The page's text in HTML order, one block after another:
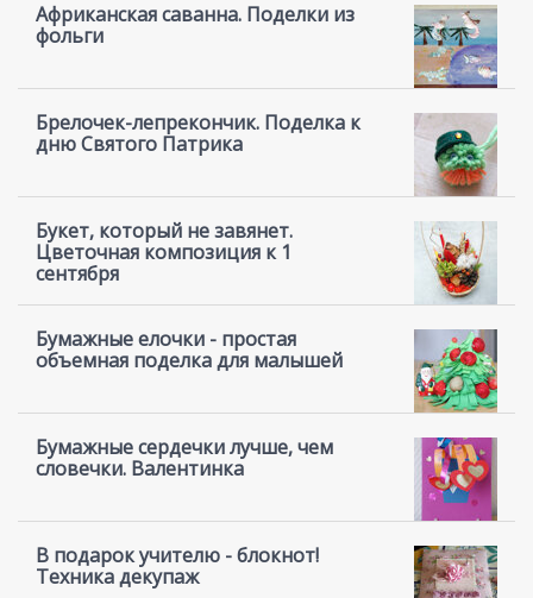
Африканская саванна. Поделки из
фольги
Брелочек-лепрекончик. Поделка к
дню Святого Патрика
Букет, который не завянет.
Цветочная композиция к 1
сентября
Бумажные елочки - простая
объемная поделка для малышей
Бумажные сердечки лучше, чем
словечки. Валентинка
В подарок учителю - блокнот!
Техника декупаж